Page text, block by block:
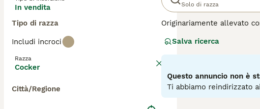
In vendita
Tipo di razza
Includi incroci
Razza
Cocker
Città/Regione
Solo di razza
Originariamente allevato
che si adattano bene alla
Leggi la nostra pagina di
Salva ricerca
Questo annuncio non è
Ti abbiamo reindirizzato